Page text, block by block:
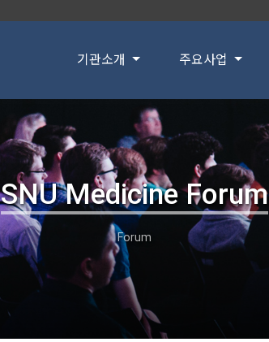
기관소개 주요사업
SNU Medicine Forum